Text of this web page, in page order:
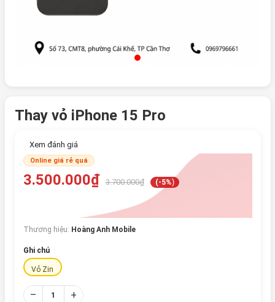
Thay vỏ iPhone 15 Pro
Xem đánh giá
Online giá rẻ quá
3.500.000₫ 3.700.000₫ (-5%)
Thương hiệu: Hoàng Anh Mobile
Ghi chú
Vỏ Zin
– +